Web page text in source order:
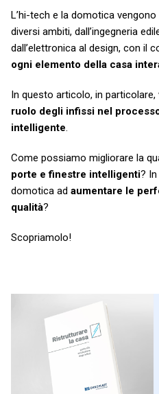
L’hi-tech e la domotica
diversi ambiti, dall’ingegneria
dall’elettronica al design, con il
ogni elemento della casa
In questo articolo, in
ruolo degli infissi nel
intelligente.
Come possiamo migliorare la
porte e finestre intelligenti?
domotica ad aumentare le
qualità?
Scopriamolo!